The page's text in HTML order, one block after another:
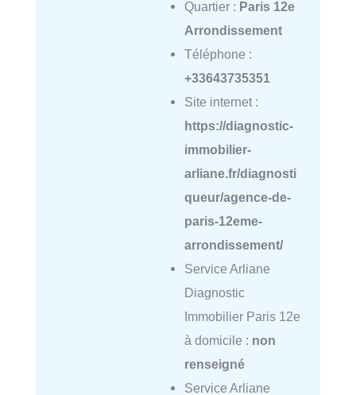
Quartier : Paris 12e
Arrondissement
Téléphone :
+33643735351
Site internet :
https://diagnostic-
immobilier-
arliane.fr/diagnosti
queur/agence-de-
paris-12eme-
arrondissement/
Service Arliane
Diagnostic
Immobilier Paris 12e
à domicile : non
renseigné
Service Arliane